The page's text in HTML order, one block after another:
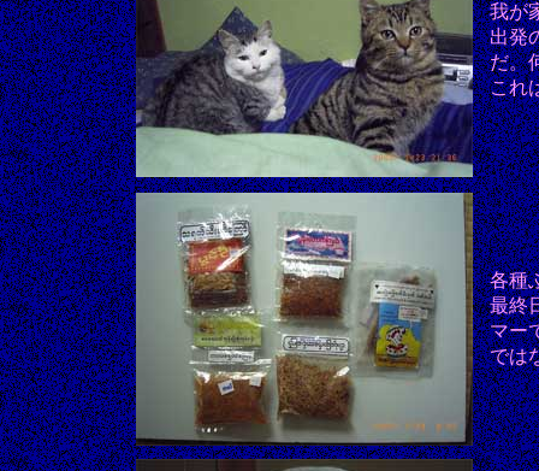
我が
出発
だ。
これ
各種
最終
マー
では